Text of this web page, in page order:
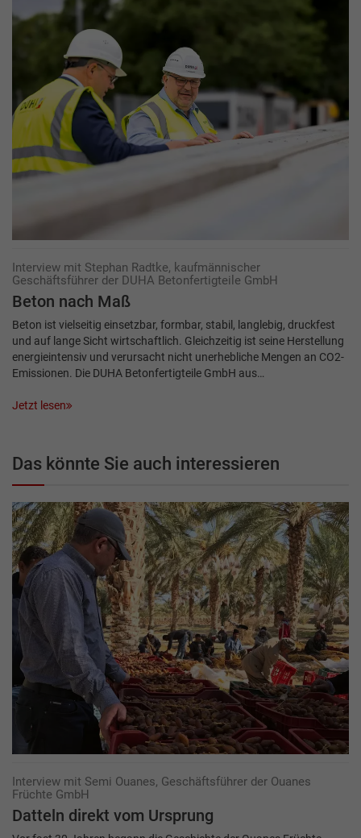
Interview mit Stephan Radtke, kaufmännischer
Geschäftsführer der DUHA Betonfertigteile GmbH
Beton nach Maß
Beton ist vielseitig einsetzbar, formbar, stabil, langlebig, druckfest
und auf lange Sicht wirtschaftlich. Gleichzeitig ist seine Herstellung
energieintensiv und verursacht nicht unerhebliche Mengen an CO2-
Emissionen. Die DUHA Betonfertigteile GmbH aus…
Jetzt lesen
Das könnte Sie auch interessieren
Interview mit Semi Ouanes, Geschäftsführer der Ouanes
Früchte GmbH
Datteln direkt vom Ursprung